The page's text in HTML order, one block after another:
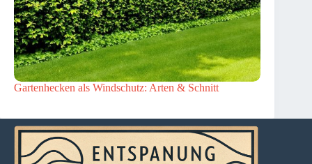
Gartenhecken als Windschutz: Arten & Schnitt